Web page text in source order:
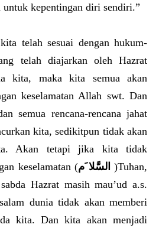
untuk kepentingan diri sendiri.”
telah sesuai dengan hukum-
telah diajarkan oleh Hazrat
kita, maka kita semua akan
keselamatan Allah swt. Dan
semua rencana-rencana jahat
kita, sedikitpun tidak akan
Akan tetapi jika kita tidak
keselamatan (السَّلا َم )Tuhan,
Hazrat masih mau’ud a.s.
dunia tidak akan memberi
kita. Dan kita akan menjadi